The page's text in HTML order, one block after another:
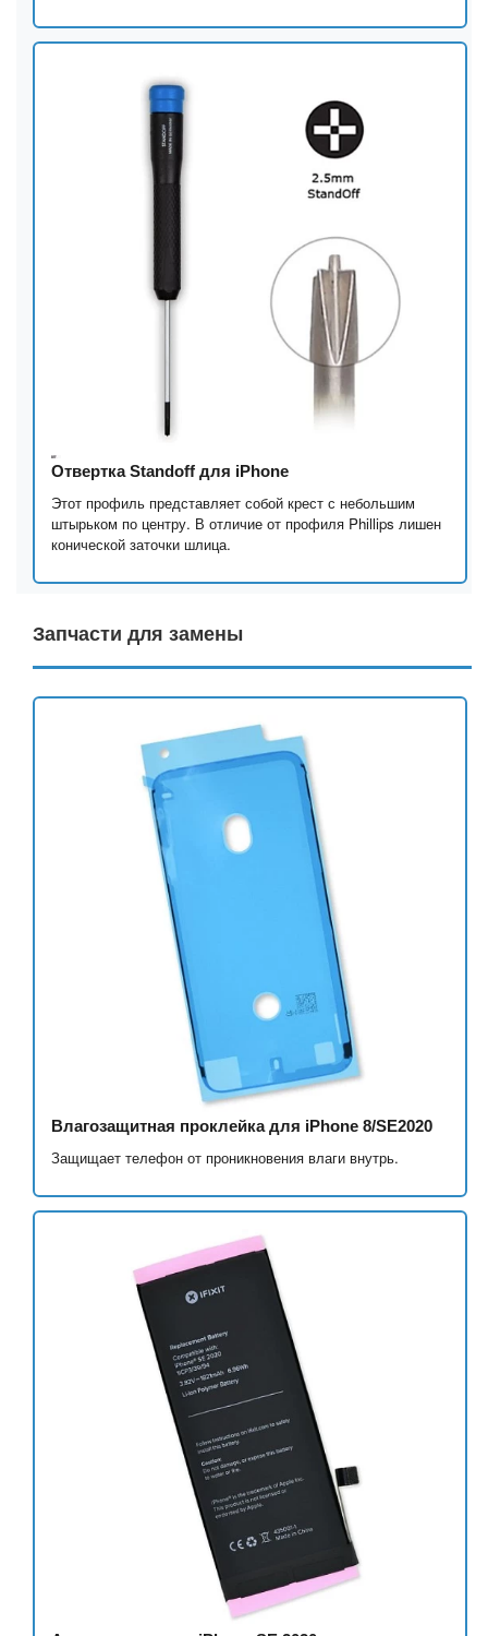
Отвертка Standoff для iPhone
Этот профиль представляет собой крест с небольшим
штырьком по центру. В отличие от профиля Phillips лишен
конической заточки шлица.
Запчасти для замены
Влагозащитная проклейка для iPhone 8/SE2020
Защищает телефон от проникновения влаги внутрь.